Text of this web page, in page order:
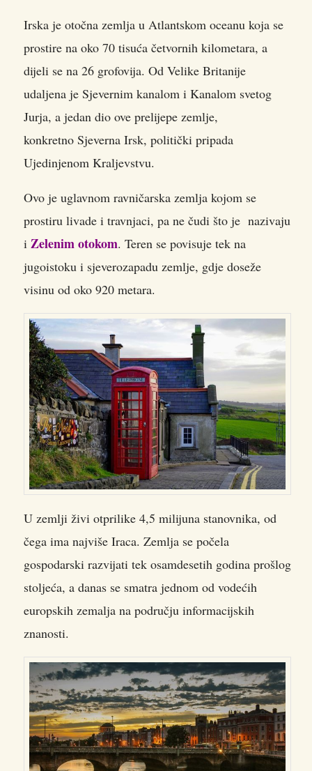
Irska je otočna zemlja u Atlantskom oceanu koja se
prostire na oko 70 tisuća četvornih kilometara, a
dijeli se na 26 grofovija. Od Velike Britanije
udaljena je Sjevernim kanalom i Kanalom svetog
Jurja, a jedan dio ove prelijepe zemlje,
konkretno Sjeverna Irsk, politički pripada
Ujedinjenom Kraljevstvu.
Ovo je uglavnom ravničarska zemlja kojom se
prostiru livade i travnjaci, pa ne čudi što je nazivaju
i Zelenim otokom. Teren se povisuje tek na
jugoistoku i sjeverozapadu zemlje, gdje doseže
visinu od oko 920 metara.
U zemlji živi otprilike 4,5 milijuna stanovnika, od
čega ima najviše Iraca. Zemlja se počela
gospodarski razvijati tek osamdesetih godina prošlog
stoljeća, a danas se smatra jednom od vodećih
europskih zemalja na području informacijskih
znanosti.